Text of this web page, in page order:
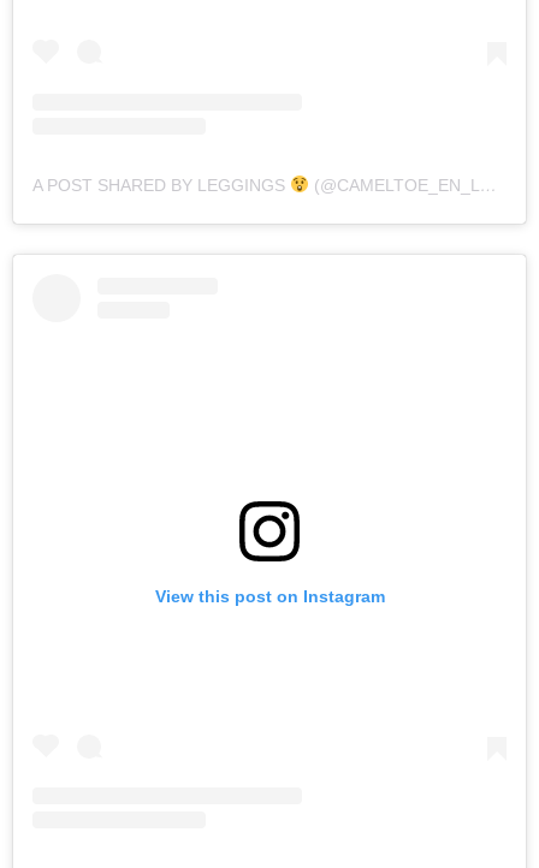
A POST SHARED BY LEGGINGS (@CAMELTOE_EN_LEGGINGS)
View this post on Instagram